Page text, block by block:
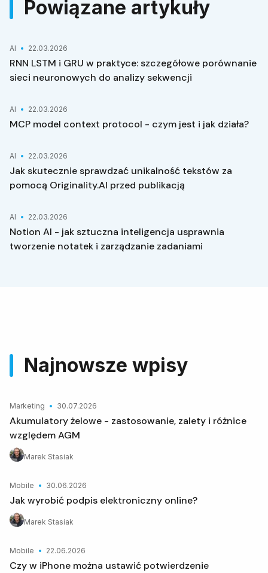
Powiązane artykuły
AI 22.03.2026
RNN LSTM i GRU w praktyce: szczegółowe porównanie
sieci neuronowych do analizy sekwencji
AI 22.03.2026
MCP model context protocol - czym jest i jak działa?
AI 22.03.2026
Jak skutecznie sprawdzać unikalność tekstów za
pomocą Originality.AI przed publikacją
AI 22.03.2026
Notion AI - jak sztuczna inteligencja usprawnia
tworzenie notatek i zarządzanie zadaniami
Najnowsze wpisy
Marketing 30.07.2026
Akumulatory żelowe - zastosowanie, zalety i różnice
względem AGM
Marek Stasiak
Mobile 30.06.2026
Jak wyrobić podpis elektroniczny online?
Marek Stasiak
Mobile 22.06.2026
Czy w iPhone można ustawić potwierdzenie